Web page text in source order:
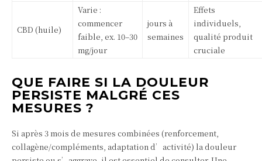
CBD (huile)
Varie :
commencer
faible, ex. 10–30
mg/jour
jours à
semaines
Effets
individuels,
qualité produit
cruciale
QUE FAIRE SI LA DOULEUR
PERSISTE MALGRÉ CES
MESURES ?
Si après 3 mois de mesures combinées (renforcement,
collagène/compléments, adaptation d’activité) la douleur